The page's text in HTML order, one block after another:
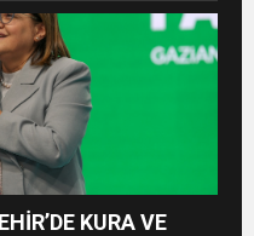
HEDİYE EDİLDİ
KURA VE